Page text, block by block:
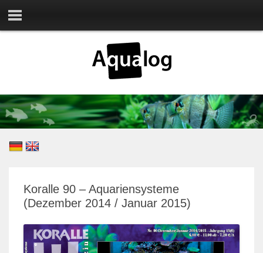
Koralle 90 – Aquariensysteme
(Dezember 2014 / Januar 2015)